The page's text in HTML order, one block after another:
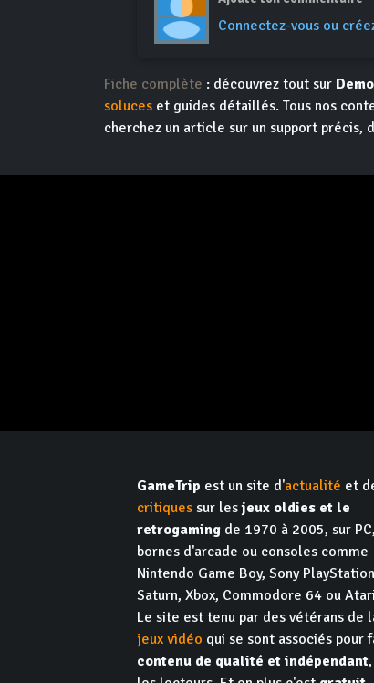
Connectez-vous ou
Fiche complète : découvrez tout sur
soluces et guides détaillés. Tous nos
cherchez un article sur un support précis,
GameTrip est un site d'actualité et
critiques sur lesjeux oldies et le
retrogaming de 1970 à 2005, sur
bornes d'arcade ou consoles comme
Nintendo Game Boy, Sony
Saturn, Xbox, Commodore 64 ou
Le site est tenu par des vétérans de
jeux vidéo qui se sont associés pour
contenu de qualité et indépendant